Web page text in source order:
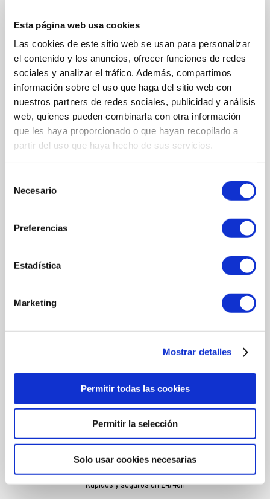
Esta página web usa cookies
Las cookies de este sitio web se usan para personalizar
el contenido y los anuncios, ofrecer funciones de redes
sociales y analizar el tráfico. Además, compartimos
información sobre el uso que haga del sitio web con
nuestros partners de redes sociales, publicidad y análisis
web, quienes pueden combinarla con otra información
que les haya proporcionado o que hayan recopilado a
partir del uso que haya hecho de sus servicios.
Necesario
Preferencias
Estadística
Marketing
Mostrar detalles
Permitir todas las cookies
Permitir la selección
Solo usar cookies necesarias
EXTRACTO DE ALOE VERA: cicatrizante, regenerador y emoliente.
PROTEÍNAS DE SOJA: repara el tejido de la piel a nivel celular.
JALEA REAL: estimulas las defensas naturales de la piel.
EXTRACTO DE RAIZ DE GINSENG: antioxidante, reafirmante y
antiarrugas.
EXTRACTO DE LEVADURA: purificador cutáneo.
ALANTOÍNA: emoliente.
ACEITE DE NARANJA DULCE: potente anitoxidante, su perfume
natural mejora el estado de ánimo.
MODO DE UTILIZACIÓN
En primer lugar, preparar la piel, usando un limpiador y un tónico
Por último aplicar la crema en rostro, cuello y escote. Con
mentón hacia la sien.
Múltiples formas de pago
ENVÍOS
Rápidos y seguros en 24/48h